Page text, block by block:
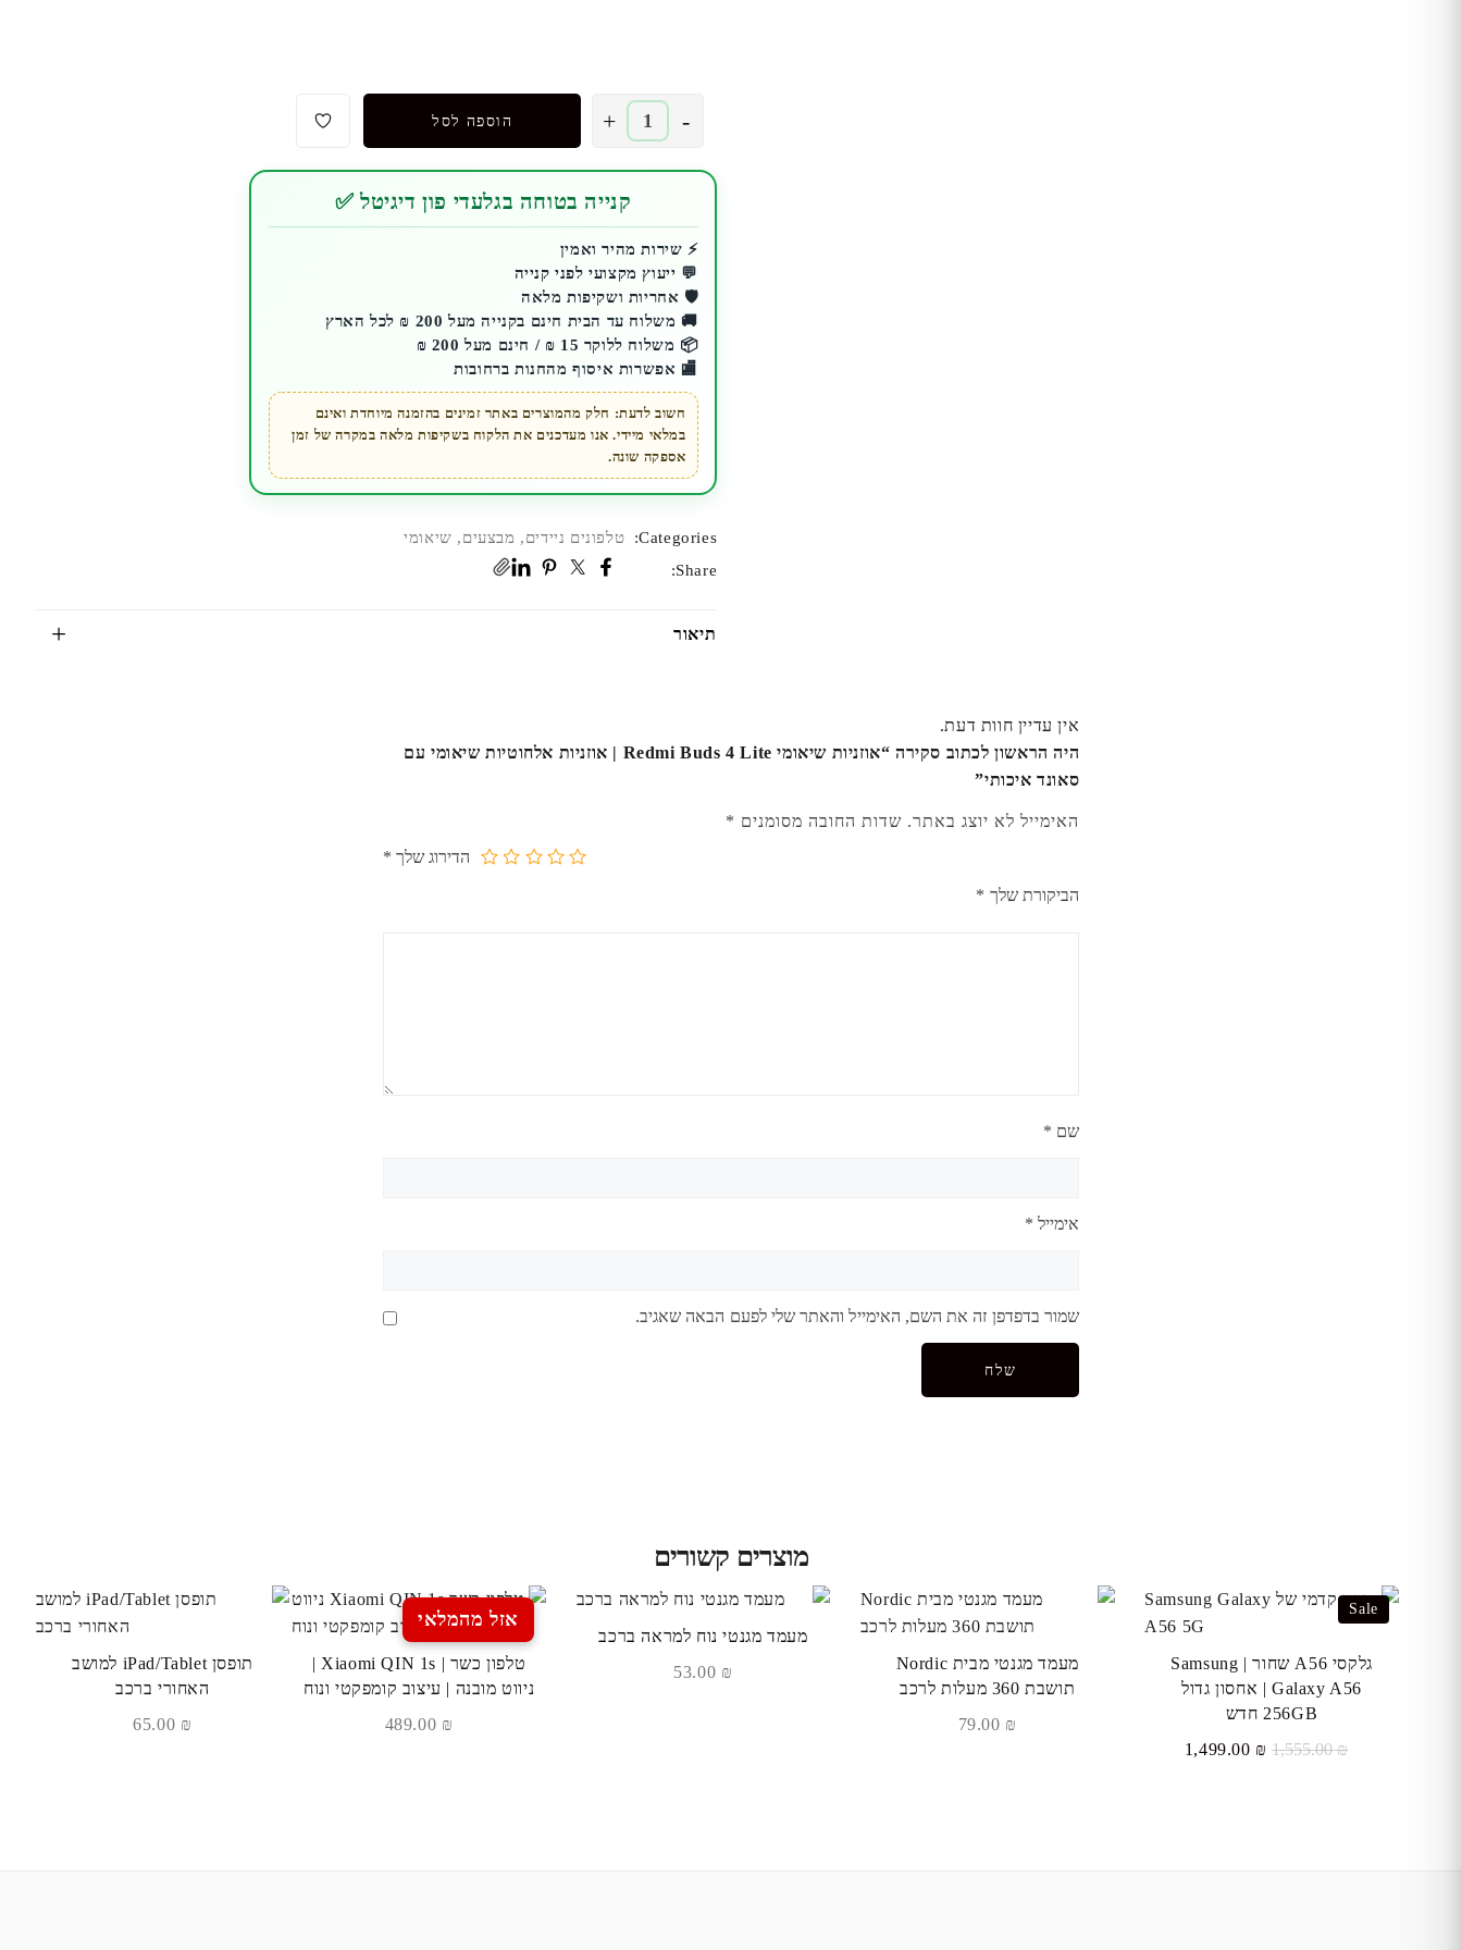
-
כמות
של
אוזניות
שיאומי
Buds
4
Lite
|
שיאומי
עם
סאונד
איכותי
+ הוספה לסל
קנייה בטוחה בגלעדי פון דיגיטל ✅
⚡ שירות מהיר ואמין
💬 ייעוץ מקצועי לפני קנייה
🛡️ אחריות ושקיפות מלאה
🚚 משלוח עד הבית חינם בקנייה מעל 200 ₪ לכל הארץ
📦 משלוח ללוקר 15 ₪ / חינם מעל 200 ₪
🏬 אפשרות איסוף מהחנות ברחובות
חשוב לדעת: חלק מהמוצרים באתר זמינים בהזמנה מיוחדת ואינם
במלאי מיידי. אנו מעדכנים את הלקוח בשקיפות מלאה במקרה של זמן
אספקה שונה.
Categories: טלפונים ניידים, מבצעים, שיאומי
Share:
תיאור
אין עדיין חוות דעת.
היה הראשון לכתוב סקירה “אוזניות שיאומי Redmi Buds 4 Lite | אוזניות אלחוטיות שיאומי עם
סאונד איכותי”
האימייל לא יוצג באתר. שדות החובה מסומנים *
הדירוג שלך *
הביקורת שלך *
שם *
אימייל *
שמור בדפדפן זה את השם, האימייל והאתר שלי לפעם הבאה שאגיב.
מוצרים קשורים
Sale
גלקסי A56 שחור | Samsung
Galaxy A56 | אחסון גדול
256GB חדש
₪
1,555.00
המחיר
₪
מעמד מגנטי מבית Nordic
תושבת 360 מעלות לרכב
₪
מעמד מגנטי נוח למראה ברכב
₪
אזל מהמלאי
טלפון כשר | Xiaomi QIN 1s |
ניווט מובנה | עיצוב קומפקטי ונוח
₪
תופסן iPad/Tablet למושב
האחורי ברכב
₪